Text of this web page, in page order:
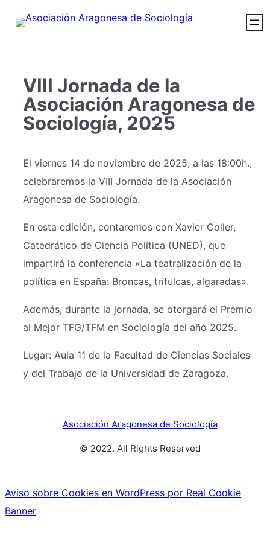
VIII Jornada de la
Asociación Aragonesa de
Sociología, 2025
El viernes 14 de noviembre de 2025, a las 18:00h.,
celebraremos la VIII Jornada de la Asociación
Aragonesa de Sociología.
En esta edición, contaremos con Xavier Coller,
Catedrático de Ciencia Política (UNED), que
impartirá la conferencia «La teatralización de la
política en España: Broncas, trifulcas, algaradas».
Además, durante la jornada, se otorgará el Premio
al Mejor TFG/TFM en Sociología del año 2025.
Lugar: Aula 11 de la Facultad de Ciencias Sociales
y del Trabajo de la Universidad de Zaragoza.
Asociación Aragonesa de Sociología
© 2022. All Rights Reserved
Aviso sobre Cookies en WordPress por Real Cookie
Banner